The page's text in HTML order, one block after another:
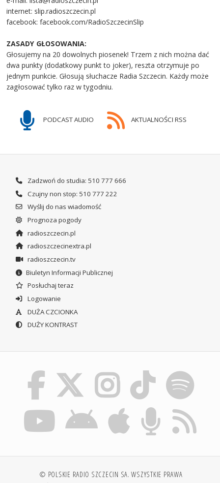
internet: slip.radioszczecin.pl
facebook: facebook.com/RadioSzczecinSlip
ZASADY GŁOSOWANIA:
Głosujemy na 20 dowolnych piosenek! Trzem z nich można dać
dwa punkty (dodatkowy punkt to joker), reszta otrzymuje po
jednym punkcie. Głosują słuchacze Radia Szczecin. Każdy może
zagłosować tylko raz w tygodniu.
PODCAST AUDIO AKTUALNOŚCI RSS
Zadzwoń do studia: 510 777 666
Czujny non stop: 510 777 222
Wyślij do nas wiadomość
Prognoza pogody
radioszczecin.pl
radioszczecinextra.pl
radioszczecin.tv
Biuletyn Informacji Publicznej
Posłuchaj teraz
Logowanie
DUŻA CZCIONKA
DUŻY KONTRAST
© POLSKIE RADIO SZCZECIN SA. WSZYSTKIE PRAWA